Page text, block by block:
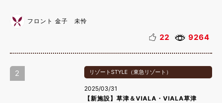
フロント 金子 未怜
22 9264
2 リゾートSTYLE（東急リゾート）
2025/03/31
【新施設】草津＆VIALA・VIALA草津